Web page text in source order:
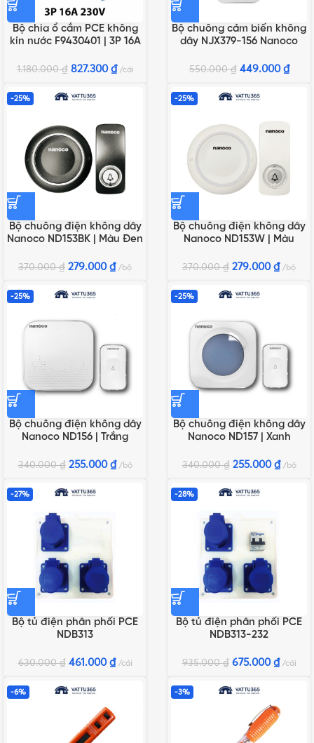
Bộ chia ổ cắm PCE không
kín nước F9430401 | 3P 16A
1.180.000₫ 827.300 ₫ cái
Bộ chuông cảm biến không
dây NJX379-156 Nanoco
550.000₫ 449.000 ₫
-25%
Bộ chuông điện không dây
Nanoco ND153BK | Màu Đen
370.000₫ 279.000 ₫ bộ
-25%
Bộ chuông điện không dây
Nanoco ND153W | Màu
370.000₫ 279.000 ₫ bộ
-25%
Bộ chuông điện không dây
Nanoco ND156 | Trắng
340.000₫ 255.000 ₫ bộ
-25%
Bộ chuông điện không dây
Nanoco ND157 | Xanh
340.000₫ 255.000 ₫ bộ
-27%
Bộ tủ điện phân phối PCE
NDB313
630.000₫ 461.000 ₫ cái
-28%
Bộ tủ điện phân phối PCE
NDB313-232
935.000₫ 675.000 ₫ cái
-6% -3%